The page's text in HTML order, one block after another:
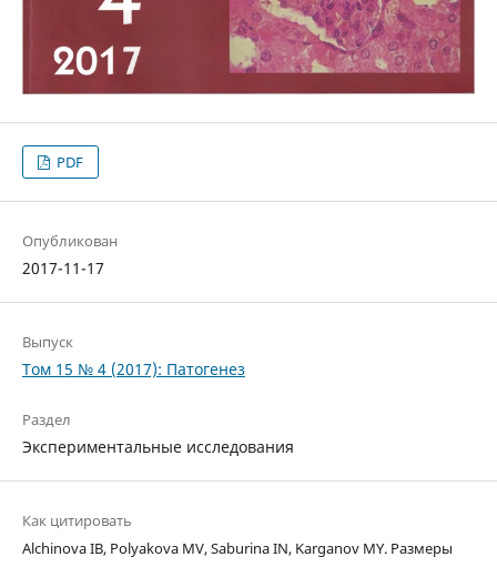
PDF
Опубликован
2017-11-17
Выпуск
Том 15 № 4 (2017): Патогенез
Раздел
Экспериментальные исследования
Как цитировать
Alchinova IB, Polyakova MV, Saburina IN, Karganov MY. Размеры